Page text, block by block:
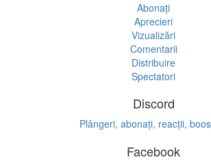
Abonați
Aprecieri
Vizualizări
Comentarii
Distribuire
Spectatori
Discord
Plângeri, abonați, reacții,
Facebook